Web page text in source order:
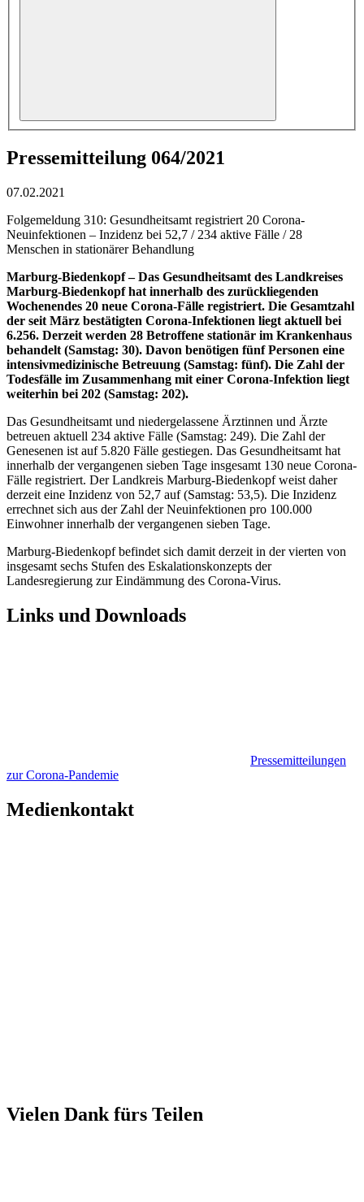
Pressemitteilung 064/2021
07.02.2021
Folgemeldung 310: Gesundheitsamt registriert 20 Corona-
Neuinfektionen – Inzidenz bei 52,7 / 234 aktive Fälle / 28
Menschen in stationärer Behandlung
Marburg-Biedenkopf – Das Gesundheitsamt des Landkreises
Marburg-Biedenkopf hat innerhalb des zurückliegenden
Wochenendes 20 neue Corona-Fälle registriert. Die Gesamtzahl
der seit März bestätigten Corona-Infektionen liegt aktuell bei
6.256. Derzeit werden 28 Betroffene stationär im Krankenhaus
behandelt (Samstag: 30). Davon benötigen fünf Personen eine
intensivmedizinische Betreuung (Samstag: fünf). Die Zahl der
Todesfälle im Zusammenhang mit einer Corona-Infektion liegt
weiterhin bei 202 (Samstag: 202).
Das Gesundheitsamt und niedergelassene Ärztinnen und Ärzte
betreuen aktuell 234 aktive Fälle (Samstag: 249). Die Zahl der
Genesenen ist auf 5.820 Fälle gestiegen. Das Gesundheitsamt hat
innerhalb der vergangenen sieben Tage insgesamt 130 neue Corona-
Fälle registriert. Der Landkreis Marburg-Biedenkopf weist daher
derzeit eine Inzidenz von 52,7 auf (Samstag: 53,5). Die Inzidenz
errechnet sich aus der Zahl der Neuinfektionen pro 100.000
Einwohner innerhalb der vergangenen sieben Tage.
Marburg-Biedenkopf befindet sich damit derzeit in der vierten von
insgesamt sechs Stufen des Eskalationskonzepts der
Landesregierung zur Eindämmung des Corona-Virus.
Links und Downloads
Pressemitteilungen
zur Corona-Pandemie
Medienkontakt
Vielen Dank fürs Teilen